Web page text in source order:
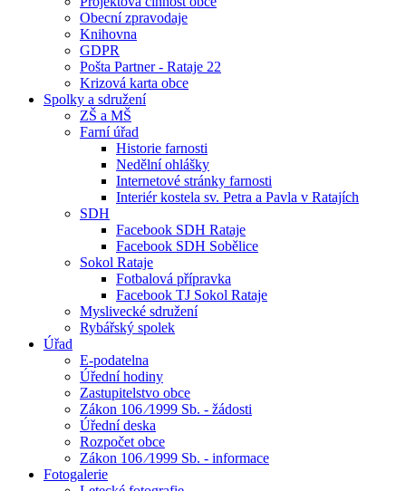
Obecní zpravodaje
Knihovna
GDPR
Pošta Partner - Rataje 22
Krizová karta obce
Spolky a sdružení
ZŠ a MŠ
Farní úřad
Historie farnosti
Nedělní ohlášky
Internetové stránky farnosti
Interiér kostela sv. Petra a Pavla v Ratajích
SDH
Facebook SDH Rataje
Facebook SDH Sobělice
Sokol Rataje
Fotbalová přípravka
Facebook TJ Sokol Rataje
Myslivecké sdružení
Rybářský spolek
Úřad
E-podatelna
Úřední hodiny
Zastupitelstvo obce
Zákon 106 ⁄1999 Sb. - žádosti
Úřední deska
Rozpočet obce
Zákon 106 ⁄1999 Sb. - informace
Fotogalerie